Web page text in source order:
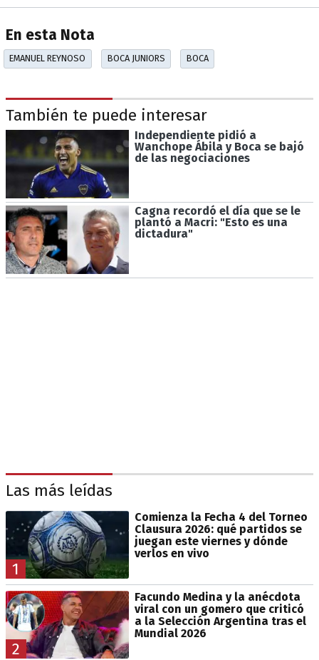
En esta Nota
EMANUEL REYNOSO BOCA JUNIORS BOCA
También te puede interesar
Independiente pidió a
Wanchope Ábila y Boca se bajó
de las negociaciones
Cagna recordó el día que se le
plantó a Macri: "Esto es una
dictadura"
Las más leídas
1
Comienza la Fecha 4 del Torneo
Clausura 2026: qué partidos se
juegan este viernes y dónde
verlos en vivo
2
Facundo Medina y la anécdota
viral con un gomero que criticó
a la Selección Argentina tras el
Mundial 2026